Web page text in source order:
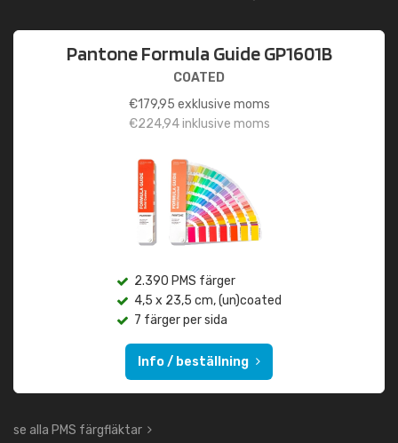
Pantone Formula Guide GP1601B
COATED
€179,95 exklusive moms
€224,94inklusive moms
2.390 PMS färger
4,5 x 23,5 cm, (un)coated
7 färger per sida
Info / beställning
se alla PMS färgfläktar